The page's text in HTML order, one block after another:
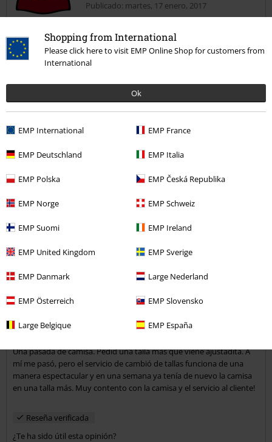
Shopping from International
Please click here to visit EMP Online Shop for customers from
International
Ok
EMP International EMP France
EMP Deutschland EMP Italia
EMP Polska EMP Česká Republika
EMP Norge EMP Schweiz
EMP Suomi EMP Ireland
EMP United Kingdom EMP Sverige
EMP Danmark Large Nederland
EMP Österreich EMP Slovensko
Large Belgique EMP España
Enviar comentario
Publicado: martes, 17 enero, 2017
Camisa
Por fin hemos encontrado esa clase de forma ðŸ“¢ðŸ“¢ðŸ“¢ðŸ“¢ðŸ“¢
Toka tapones
Reseña verificada
¿Te ha sido útil esta opinión?
Comentario
Preciosa camisa, Tallaje pequeño y espectacular
Una pasada de camisa. Pedid una talla más que viene ajustadita. A
mí me pasó, pero el servicio de cambió de tallas funciona de una
manera espectacular y en una semana ya tenía de nuevo la camisa
en una talla más. Muy contento con la camisa y el servicio al cliente!
Reseña verificada
¿Te ha sido útil esta opinión?